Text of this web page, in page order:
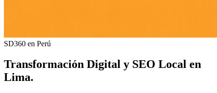
SD360 en Perú
Transformación Digital y SEO Local en
Lima.